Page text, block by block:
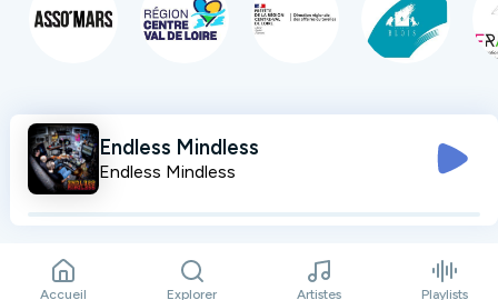
Endless Mindless
Endless Mindless
Accueil Explorer Artistes Playlists